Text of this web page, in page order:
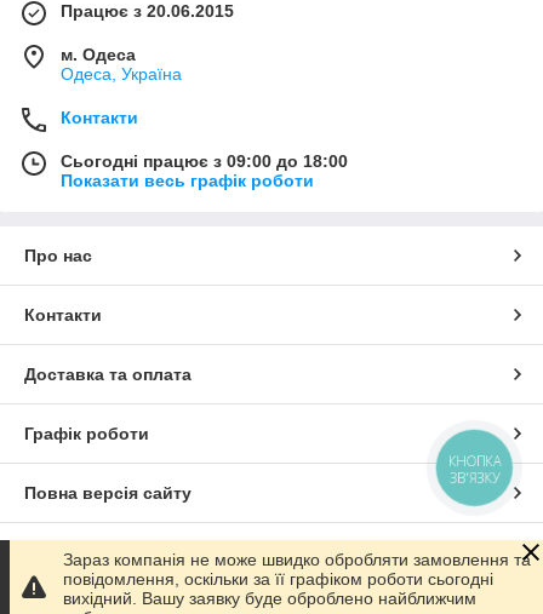
Працює з 20.06.2015
м. Одеса
Одеса, Україна
Контакти
Сьогодні працює з 09:00 до 18:00
Показати весь графік роботи
Про нас
Контакти
Доставка та оплата
Графік роботи
Повна версія сайту
Сайт створено на маркетплейсіProm.ua
Зараз компанія не може швидко обробляти замовлення та
повідомлення, оскільки за її графіком роботи сьогодні
вихідний. Вашу заявку буде оброблено найближчим
КНОПКА
ЗВ'ЯЗКУ